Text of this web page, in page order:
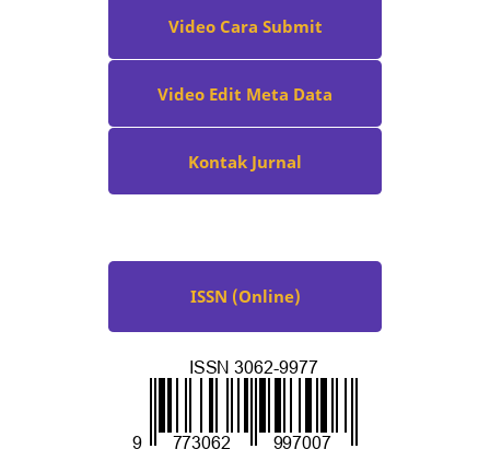
Video Cara Submit
Video Edit Meta Data
Kontak Jurnal
ISSN (Online)